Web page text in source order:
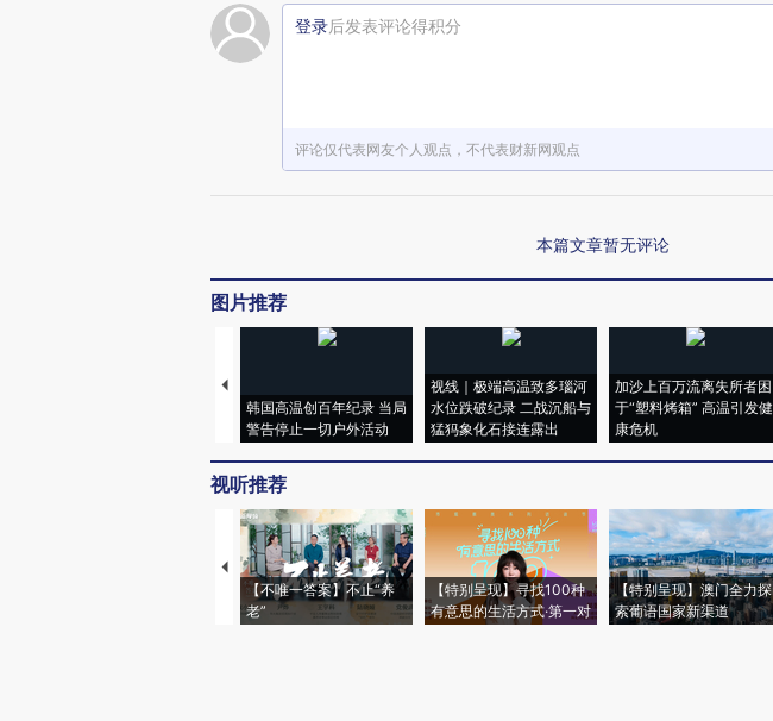
登录后发表评论得积分
评论仅代表网友个人观点，不代表财新网观点
本篇文章暂无评论
图片推荐
韩国高温创百年纪录 当局
警告停止一切户外活动
视线｜极端高温致多瑙河
水位跌破纪录 二战沉船与
猛犸象化石接连露出
加沙上百万流离失所者困
于“塑料烤箱” 高温引发健
康危机
视听推荐
【不唯一答案】不止“养
老”
【特别呈现】寻找100种
有意思的生活方式·第一对
【特别呈现】澳门全力探
索葡语国家新渠道